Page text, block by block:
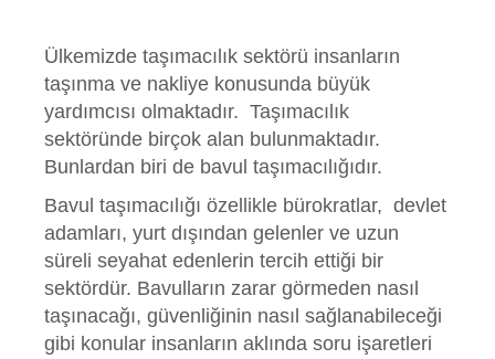
Ülkemizde taşımacılık sektörü insanların
taşınma ve nakliye konusunda büyük
yardımcısı olmaktadır. Taşımacılık
sektöründe birçok alan bulunmaktadır.
Bunlardan biri de bavul taşımacılığıdır.
Bavul taşımacılığı özellikle bürokratlar, devlet
adamları, yurt dışından gelenler ve uzun
süreli seyahat edenlerin tercih ettiği bir
sektördür. Bavulların zarar görmeden nasıl
taşınacağı, güvenliğinin nasıl sağlanabileceği
gibi konular insanların aklında soru işaretleri